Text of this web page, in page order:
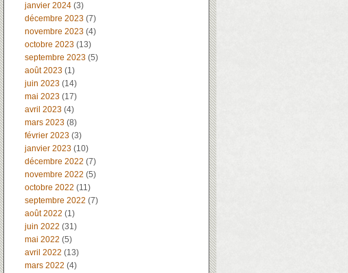
janvier 2024 (3)
décembre 2023 (7)
novembre 2023 (4)
octobre 2023 (13)
septembre 2023 (5)
août 2023 (1)
juin 2023 (14)
mai 2023 (17)
avril 2023 (4)
mars 2023 (8)
février 2023 (3)
janvier 2023 (10)
décembre 2022 (7)
novembre 2022 (5)
octobre 2022 (11)
septembre 2022 (7)
août 2022 (1)
juin 2022 (31)
mai 2022 (5)
avril 2022 (13)
mars 2022 (4)